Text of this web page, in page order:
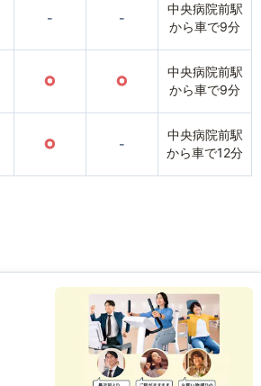
- -
中央病院前駅
から車で9分
○ ○
中央病院前駅
から車で9分
○ -
中央病院前駅
から車で12分